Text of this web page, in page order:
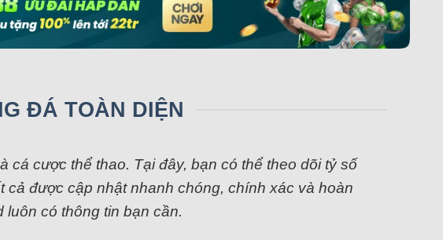
ĐÁ TOÀN DIỆN
cá cược thể thao. Tại đây, bạn có thể theo dõi tỷ số
cả được cập nhật nhanh chóng, chính xác và hoàn
có thông tin bạn cần.